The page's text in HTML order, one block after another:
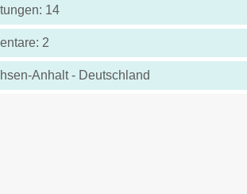
14
2
Anhalt - Deutschland